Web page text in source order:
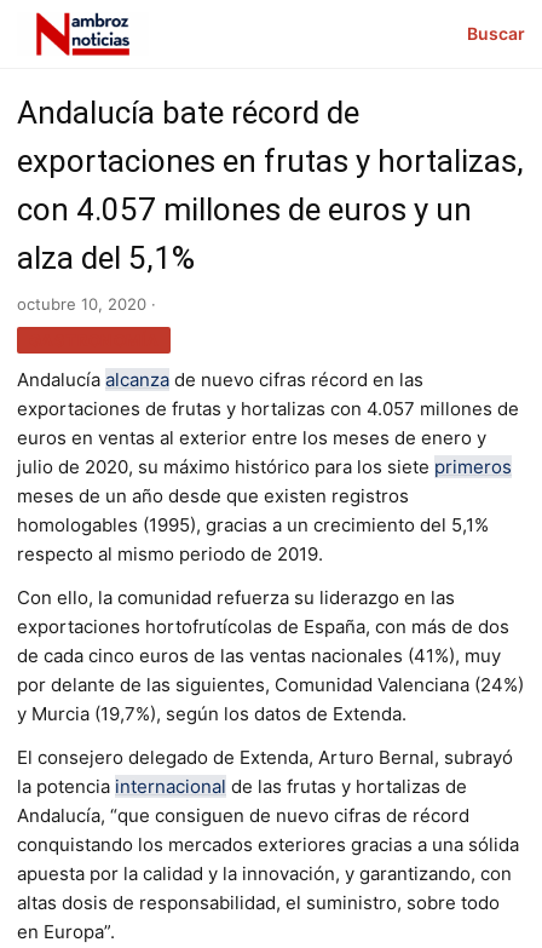
Buscar
Andalucía bate récord de
exportaciones en frutas y hortalizas,
con 4.057 millones de euros y un
alza del 5,1%
octubre 10, 2020 ·
Andalucía alcanza de nuevo cifras récord en las
exportaciones de frutas y hortalizas con 4.057 millones de
euros en ventas al exterior entre los meses de enero y
julio de 2020, su máximo histórico para los siete primeros
meses de un año desde que existen registros
homologables (1995), gracias a un crecimiento del 5,1%
respecto al mismo periodo de 2019.
Con ello, la comunidad refuerza su liderazgo en las
exportaciones hortofrutícolas de España, con más de dos
de cada cinco euros de las ventas nacionales (41%), muy
por delante de las siguientes, Comunidad Valenciana (24%)
y Murcia (19,7%), según los datos de Extenda.
El consejero delegado de Extenda, Arturo Bernal, subrayó
la potencia internacional de las frutas y hortalizas de
Andalucía, “que consiguen de nuevo cifras de récord
conquistando los mercados exteriores gracias a una sólida
apuesta por la calidad y la innovación, y garantizando, con
altas dosis de responsabilidad, el suministro, sobre todo
en Europa”.